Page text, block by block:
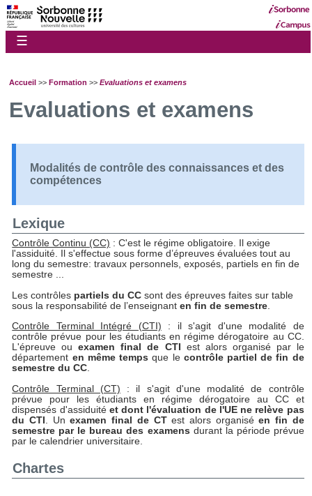
☰
Accueil >> Formation >> Evaluations et examens
Evaluations et examens
Modalités de contrôle des connaissances et des
compétences
Lexique
Contrôle Continu (CC) : C'est le régime obligatoire. Il exige
l'assiduité. Il s'effectue sous forme d’épreuves évaluées tout au
long du semestre: travaux personnels, exposés, partiels en fin de
semestre ...
Les contrôles partiels du CC sont des épreuves faites sur table
sous la responsabilité de l’enseignanten fin de semestre.
Contrôle Terminal Intégré (CTI) : il s'agit d'une modalité de
contrôle prévue pour les étudiants en régime dérogatoire au CC.
L'épreuve ouexamen final de CTI est alors organisé par le
département en même temps que le contrôle partiel de fin de
semestre du CC
Contrôle Terminal (CT) : il s'agit d'une modalité de contrôle
prévue pour les étudiants en régime dérogatoire au CC et
dispensés d'assiduité et dont l'évaluation de l'UE ne relève pas
du CTI . Unexamen final de CTest alors organiséen fin de
semestre par le bureau des examens durant la période prévue
par le calendrier universitaire.
Chartes